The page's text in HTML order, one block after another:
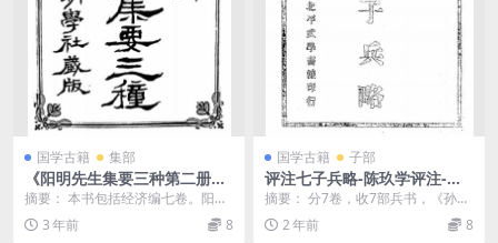
国学古籍 集部
《阳明先生集要三种第二册》
葛钟秀校勘-明明学社-淸光绪
丁未年[1907]-阳明先生集要三
种下载
摘要： 本书包括经济编七卷。阳明
先生集要三种第二册pdf下载 截
图： 服务说明：...
3 年前 8
国学古籍 子部
评注七子兵略-陈玖学评注-武
学书馆
摘要： 分7卷，收7部兵书，《孙武
子》、《吴子》、《司马法》、
《李卫公》、《尉缭...
2 年前 8